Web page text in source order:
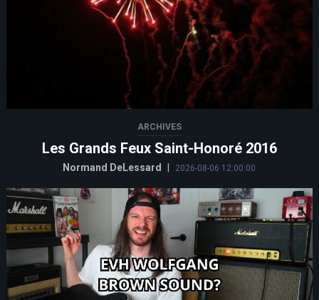
ARCHIVES
Les Grands Feux Saint-Honoré 2016
Normand DeLessard 2026-08-06 12:00:00